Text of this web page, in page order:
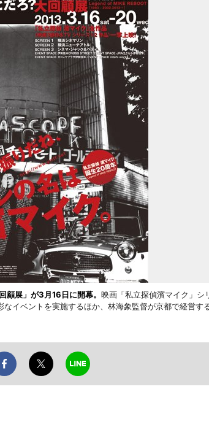
展」が3月16日に開幕。 映画「私立探偵濱マイク」シ
イベントを実施するほか、林海象監督が京都で経営す